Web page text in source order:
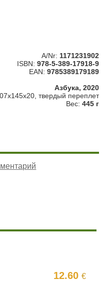
A/Nr: 1171231902
ISBN: 978-5-389-17918-9
EAN: 9785389179189
Азбука, 2020
твердый переплет
Вес: 445 г
12.60€